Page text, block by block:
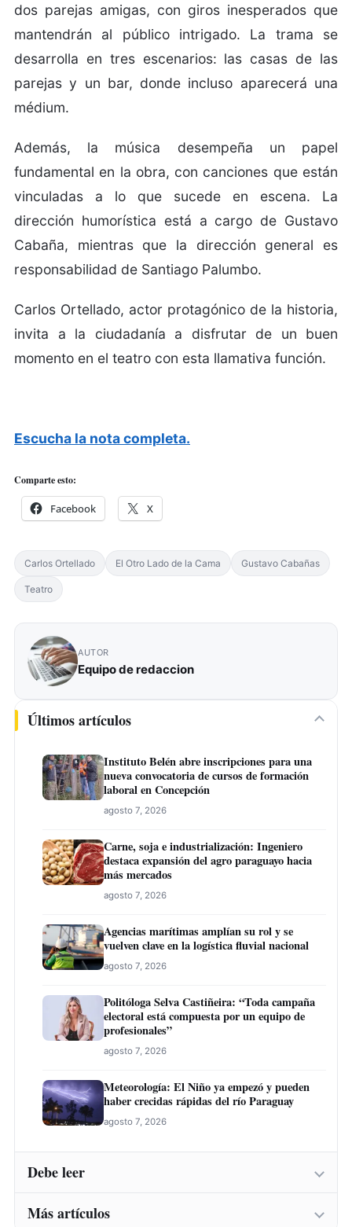
dos parejas amigas, con giros inesperados que
mantendrán al público intrigado. La trama se
desarrolla en tres escenarios: las casas de las
parejas y un bar, donde incluso aparecerá una
médium.
Además, la música desempeña un papel
fundamental en la obra, con canciones que están
vinculadas a lo que sucede en escena. La
dirección humorística está a cargo de Gustavo
Cabaña, mientras que la dirección general es
responsabilidad de Santiago Palumbo.
Carlos Ortellado, actor protagónico de la historia,
invita a la ciudadanía a disfrutar de un buen
momento en el teatro con esta llamativa función.
Escucha la nota completa.
Comparte esto:
Facebook X
Carlos Ortellado El Otro Lado de la Cama Gustavo Cabañas
Teatro
AUTOR
Equipo de redaccion
Últimos artículos
Instituto Belén abre inscripciones para una
nueva convocatoria de cursos de formación
laboral en Concepción
agosto 7, 2026
Carne, soja e industrialización: Ingeniero
destaca expansión del agro paraguayo hacia
más mercados
agosto 7, 2026
Agencias marítimas amplían su rol y se
vuelven clave en la logística fluvial nacional
agosto 7, 2026
Politóloga Selva Castiñeira: “Toda campaña
electoral está compuesta por un equipo de
profesionales”
agosto 7, 2026
Meteorología: El Niño ya empezó y pueden
haber crecidas rápidas del río Paraguay
agosto 7, 2026
Debe leer
Instituto Belén abre inscripciones para una
Más artículos